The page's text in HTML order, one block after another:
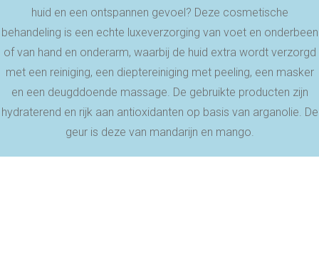
huid en een ontspannen gevoel? Deze cosmetische
behandeling is een echte luxeverzorging van voet en onderbeen
of van hand en onderarm, waarbij de huid extra wordt verzorgd
met een reiniging, een dieptereiniging met peeling, een masker
en een deugddoende massage. De gebruikte producten zijn
hydraterend en rijk aan antioxidanten op basis van arganolie. De
geur is deze van mandarijn en mango.